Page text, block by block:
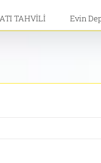
TAHVİLİ Evin